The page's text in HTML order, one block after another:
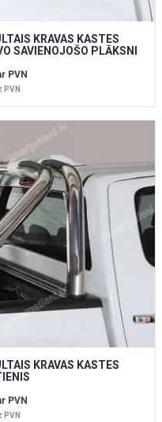
KRAVAS KASTES
SAVIENOJOŠO PLĀKSNI
PVN
PVN
KRAVAS KASTES
PVN
PVN